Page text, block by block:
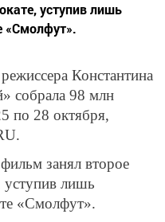
уступив лишь
«Смолфут».
Константина
собрала 98 млн
по 28 октября,
занял второе
уступив лишь
«Смолфут».